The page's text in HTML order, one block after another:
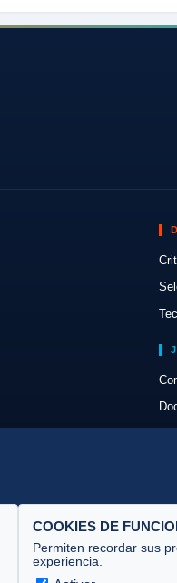
COOKIES DE
Permiten recordar sus
experiencia.